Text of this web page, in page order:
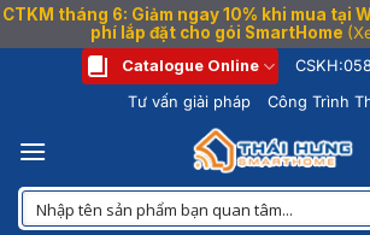
CTKM tháng 6: Giảm ngay 10% khi mua tại
phí lắp đặt cho gói SmartHome
dung
Catalogue Online CSKH:
Tư vấn giải pháp
Công Trình